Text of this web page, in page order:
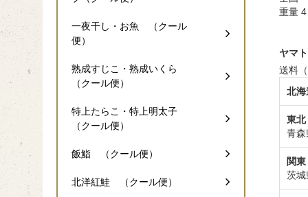
重量
ヤマ
送料
北海
東北
青
関東
茨
一夜干し・お魚 （クール
便）
熟成すじこ・熟成いくら
（クール便）
特上たらこ・特上明太子
（クール便）
飯鮨 （クール便）
北洋紅鮭 （クール便）